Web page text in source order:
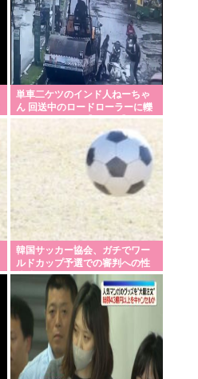
単車二ケツのインド人ねーちゃ
ん 回送中のロードローラーに轢
かれてしまう…【グロ？】
韓国サッカー協会、ガチでワー
ルドカップ予選での審判への性
接待がバレる